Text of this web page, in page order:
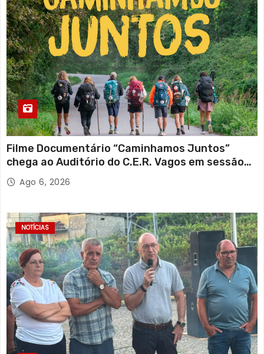
Filme Documentário “Caminhamos Juntos”
chega ao Auditório do C.E.R. Vagos em sessão
solidária
Ago 6, 2026
NOTÍCIAS